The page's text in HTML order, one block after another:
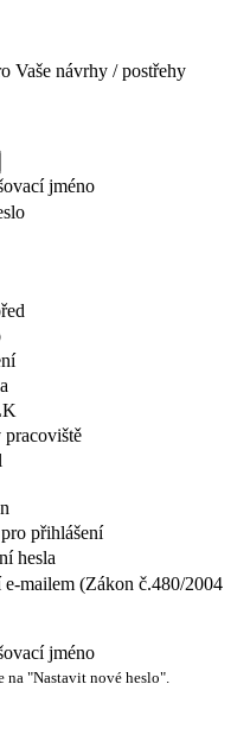
Vaše návrhy / postřehy
jméno
pracoviště
přihlášení
hesla
mailem (Zákon č.480/2004
jméno
"Nastavit nové heslo".